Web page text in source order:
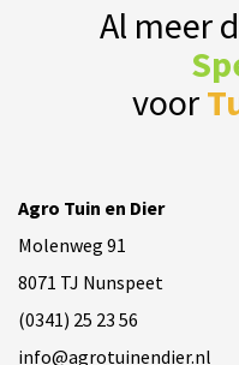
Al meer
voor
Agro Tuin en Dier
Molenweg 91
8071 TJ Nunspeet
(0341) 25 23 56
info@agrotuinendier.nl